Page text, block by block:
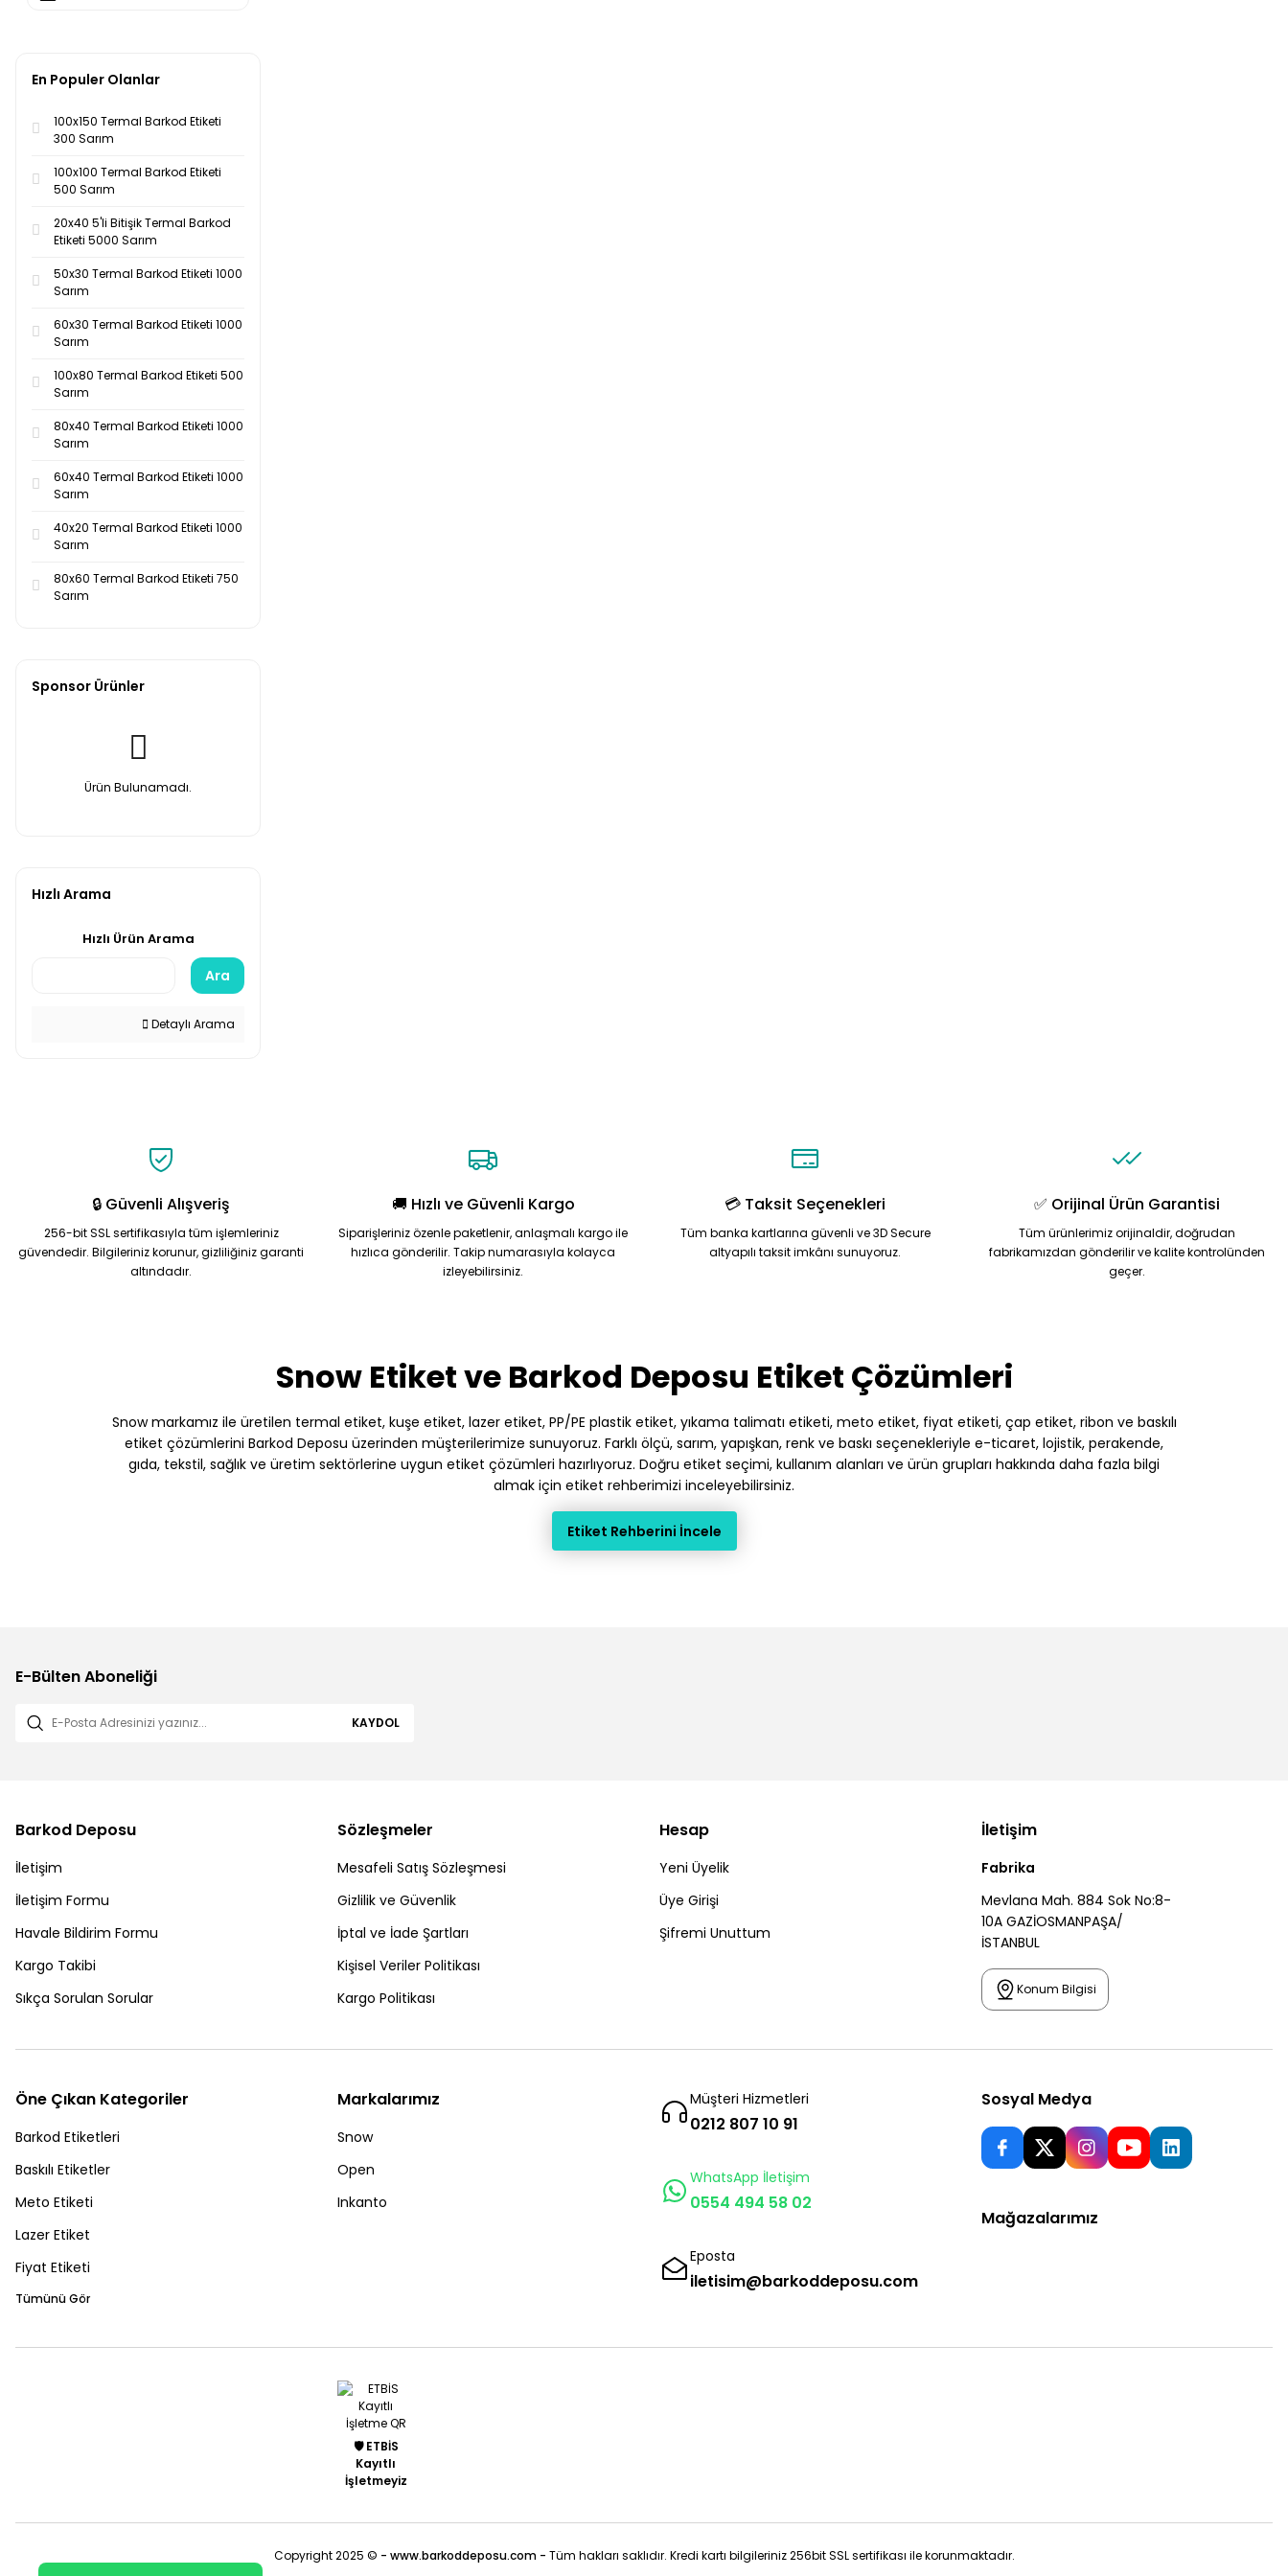
Pembe (1)
Sarı (1)
Siyah (1)
Turuncu (1)
Yeşil (1)
En Populer Olanlar
100x150 Termal Barkod Etiketi
300 Sarım
100x100 Termal Barkod Etiketi
500 Sarım
20x40 5'li Bitişik Termal Barkod
Etiketi 5000 Sarım
50x30 Termal Barkod Etiketi 1000
Sarım
60x30 Termal Barkod Etiketi 1000
Sarım
100x80 Termal Barkod Etiketi 500
Sarım
80x40 Termal Barkod Etiketi 1000
Sarım
60x40 Termal Barkod Etiketi 1000
Sarım
40x20 Termal Barkod Etiketi 1000
Sarım
80x60 Termal Barkod Etiketi 750
Sarım
Sponsor Ürünler
Ürün Bulunamadı.
Hızlı Arama
Hızlı Ürün Arama
Ara
Detaylı Arama
🔒 Güvenli Alışveriş
256-bit SSL sertifikasıyla tüm işlemleriniz
güvendedir. Bilgileriniz korunur, gizliliğiniz garanti
altındadır.
🚚 Hızlı ve Güvenli Kargo
Siparişleriniz özenle paketlenir, anlaşmalı kargo ile
hızlıca gönderilir. Takip numarasıyla kolayca
izleyebilirsiniz.
💳 Taksit Seçenekleri
Tüm banka kartlarına güvenli ve 3D Secure
altyapılı taksit imkânı sunuyoruz.
✅ Orijinal Ürün Garantisi
Tüm ürünlerimiz orijinaldir, doğrudan
fabrikamızdan gönderilir ve kalite kontrolünden
geçer.
Snow Etiket ve Barkod Deposu Etiket Çözümleri
Snow markamız ile üretilen termal etiket, kuşe etiket, lazer etiket, PP/PE plastik etiket, yıkama talimatı etiketi, meto etiket, fiyat etiketi, çap etiket, ribon ve baskılı
etiket çözümlerini Barkod Deposu üzerinden müşterilerimize sunuyoruz. Farklı ölçü, sarım, yapışkan, renk ve baskı seçenekleriyle e-ticaret, lojistik, perakende,
gıda, tekstil, sağlık ve üretim sektörlerine uygun etiket çözümleri hazırlıyoruz. Doğru etiket seçimi, kullanım alanları ve ürün grupları hakkında daha fazla bilgi
almak için etiket rehberimizi inceleyebilirsiniz.
Etiket Rehberini İncele
E-Bülten Aboneliği
KAYDOL
Barkod Deposu
İletişim
İletişim Formu
Havale Bildirim Formu
Kargo Takibi
Sıkça Sorulan Sorular
Sözleşmeler
Mesafeli Satış Sözleşmesi
Gizlilik ve Güvenlik
İptal ve İade Şartları
Kişisel Veriler Politikası
Kargo Politikası
Hesap
Yeni Üyelik
Üye Girişi
Şifremi Unuttum
İletişim
Fabrika
Mevlana Mah. 884 Sok No:8-
10A GAZİOSMANPAŞA/
İSTANBUL
Konum Bilgisi
Öne Çıkan Kategoriler
Barkod Etiketleri
Baskılı Etiketler
Meto Etiketi
Lazer Etiket
Fiyat Etiketi
Tümünü Gör
Markalarımız
Snow
Open
Inkanto
Müşteri Hizmetleri
0212 807 10 91
WhatsApp İletişim
0554 494 58 02
Eposta
iletisim@barkoddeposu.com
Sosyal Medya
Mağazalarımız
🛡️ ETBİS
Kayıtlı
İşletmeyiz
Copyright 2025 © - www.barkoddeposu.com - Tüm hakları saklıdır. Kredi kartı bilgileriniz 256bit SSL sertifikası ile korunmaktadır.